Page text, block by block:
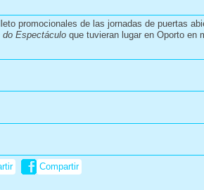
promocionales de las jornadas de puertas
Espectáculo que tuvieran lugar en Oporto en
Compartir